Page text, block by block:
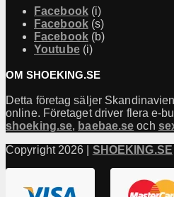
Facebook(i)
Facebook(s)
Facebook(b)
Youtube(i)
OM SHOEKING.SE
Detta företag säljer
online. Företaget driver flera e-
shoeking.se, baebae.se och
Copyright 2026 | SHOEKING.SE